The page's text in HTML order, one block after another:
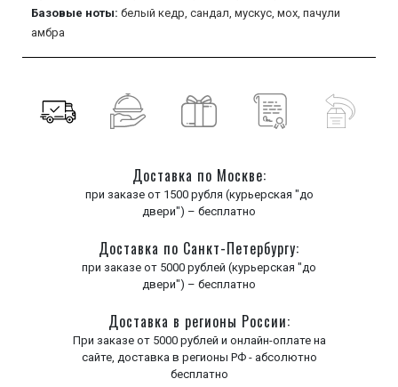
Базовые ноты: белый кедр, сандал, мускус, мох, пачули
амбра
Доставка по Москве:
при заказе от 1500 рубля (курьерская "до
двери") – бесплатно
Доставка по Санкт-Петербургу:
при заказе от 5000 рублей (курьерская "до
двери") – бесплатно
Доставка в регионы России:
При заказе от 5000 рублей и онлайн-оплате на
сайте, доставка в регионы РФ - абсолютно
бесплатно